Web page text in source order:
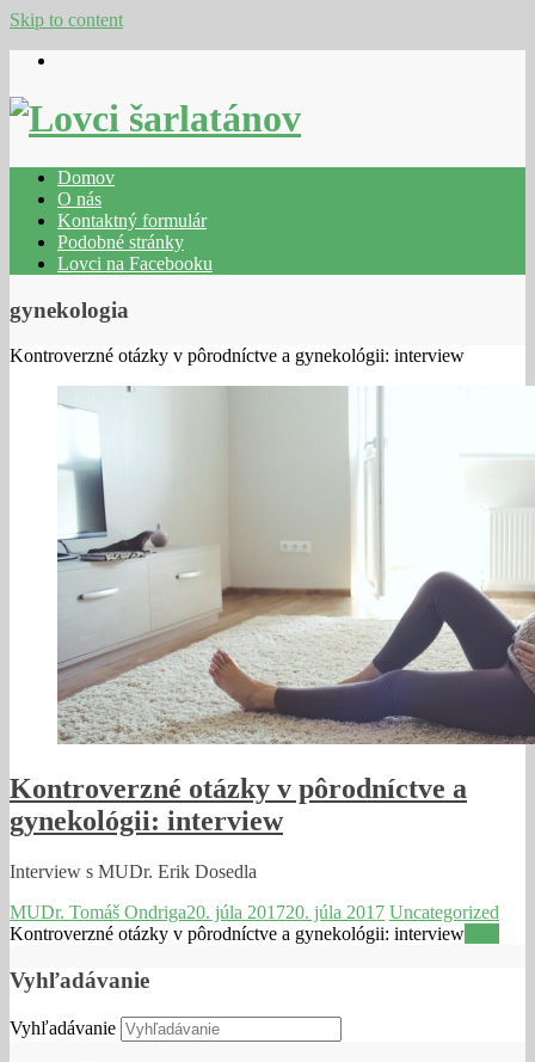
Skip to content
Domov
O nás
Kontaktný formulár
Podobné stránky
Lovci na Facebooku
gynekologia
Kontroverzné otázky v pôrodníctve a gynekológii: interview
Kontroverzné otázky v pôrodníctve a
gynekológii: interview
Interview s MUDr. Erik Dosedla
MUDr. Tomáš Ondriga20. júla 201720. júla 2017 Uncategorized
Kontroverzné otázky v pôrodníctve a gynekológii: interview
Vyhľadávanie
Vyhľadávanie